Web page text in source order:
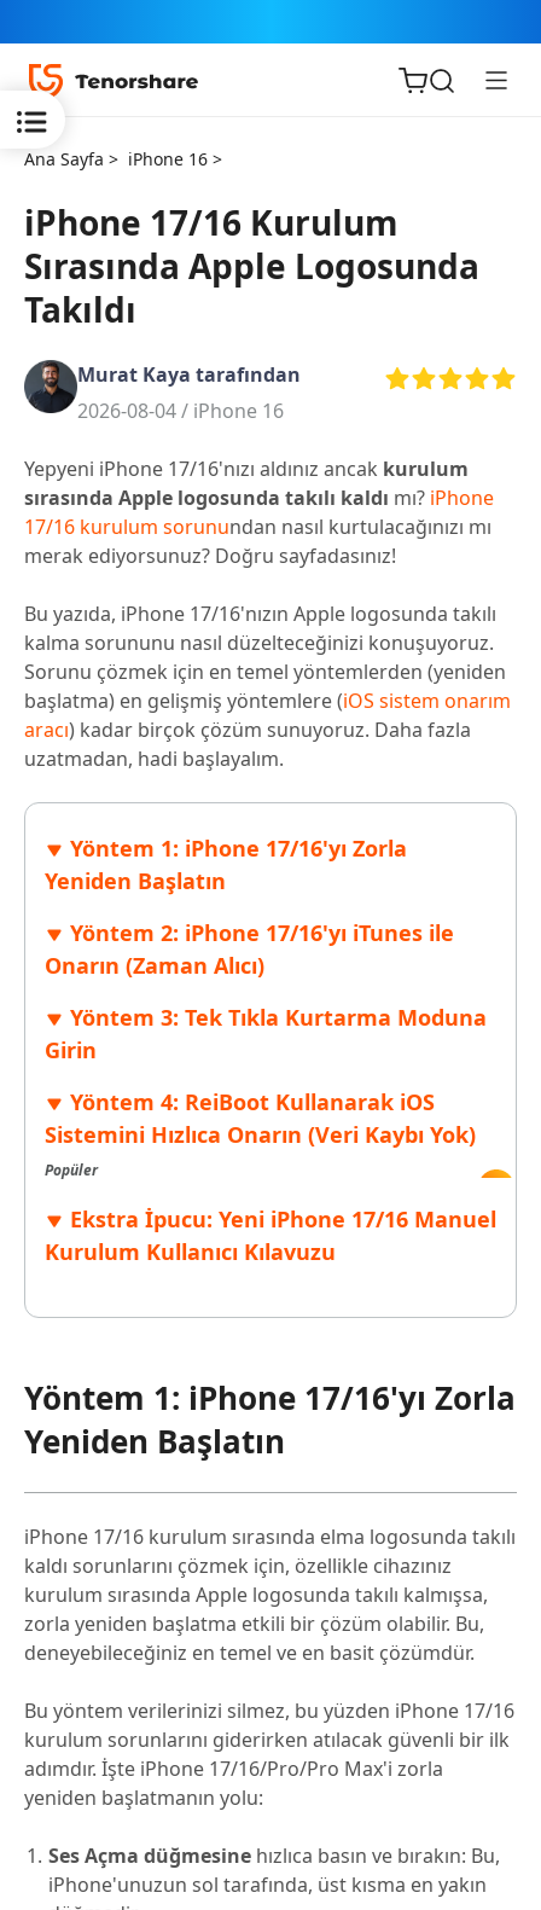
iOS için
ReiBoot
Tenorshare
PDNob
iAnyGo
Ana Sayfa > iPhone 16 >
iPhone 17/16 Kurulum
Sırasında Apple Logosunda
Takıldı
Murat Kaya tarafından
2026-08-04 / iPhone 16
Yepyeni iPhone 17/16'nızı aldınız ancak kurulum
sırasında Apple logosunda takılı kaldı mı? iPhone
17/16 kurulum sorunundan nasıl kurtulacağınızı mı
merak ediyorsunuz? Doğru sayfadasınız!
Bu yazıda, iPhone 17/16'nızın Apple logosunda takılı
kalma sorununu nasıl düzelteceğinizi konuşuyoruz.
Sorunu çözmek için en temel yöntemlerden (yeniden
başlatma) en gelişmiş yöntemlere (iOS sistem onarım
aracı) kadar birçok çözüm sunuyoruz. Daha fazla
uzatmadan, hadi başlayalım.
Yöntem 1: iPhone 17/16'yı Zorla
Yeniden Başlatın
Yöntem 2: iPhone 17/16'yı iTunes ile
Onarın (Zaman Alıcı)
Yöntem 3: Tek Tıkla Kurtarma Moduna
Girin
Yöntem 4: ReiBoot Kullanarak iOS
Sistemini Hızlıca Onarın (Veri Kaybı Yok)
Popüler
Ekstra İpucu: Yeni iPhone 17/16 Manuel
Kurulum Kullanıcı Kılavuzu
Yöntem 1: iPhone 17/16'yı Zorla
Yeniden Başlatın
iPhone 17/16 kurulum sırasında elma logosunda takılı
kaldı sorunlarını çözmek için, özellikle cihazınız
kurulum sırasında Apple logosunda takılı kalmışsa,
zorla yeniden başlatma etkili bir çözüm olabilir. Bu,
deneyebileceğiniz en temel ve en basit çözümdür.
Bu yöntem verilerinizi silmez, bu yüzden iPhone 17/16
kurulum sorunlarını giderirken atılacak güvenli bir ilk
adımdır. İşte iPhone 17/16/Pro/Pro Max'i zorla
yeniden başlatmanın yolu:
Ses Açma düğmesine hızlıca basın ve bırakın: Bu,
iPhone'unuzun sol tarafında, üst kısma en yakın